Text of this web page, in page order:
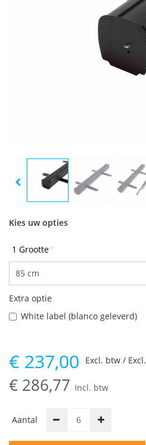
Kies uw opties
1 Grootte*
Extra optie
White label (blanco geleverd)
€ 237,00
€ 286,77 Incl. btw
Excl. btw / Excl.
Aantal